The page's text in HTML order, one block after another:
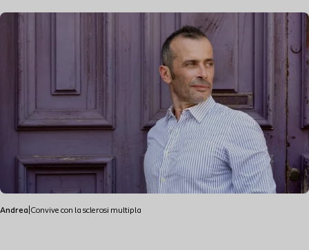
Andrea Convive con la sclerosi multipla